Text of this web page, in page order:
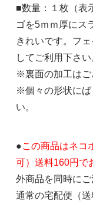
■数量：１枚（表
ゴを5ｍｍ厚にス
きれいです。フ
してご利用下さい
※裏面の加工はご
※個々の形状にば
い。
●この商品はネコ
可）送料160円で
外商品を同時に
通常の宅配便（